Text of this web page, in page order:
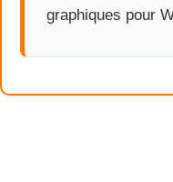
graphiques pour